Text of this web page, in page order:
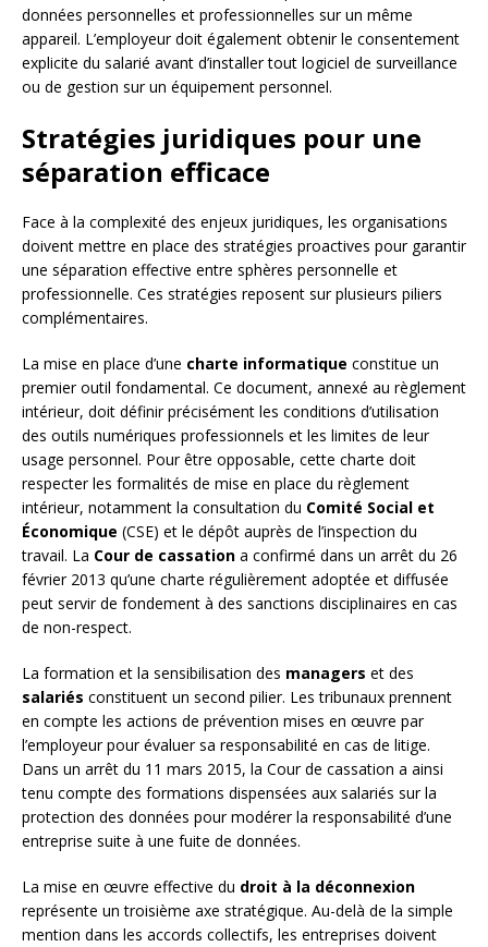
données personnelles et professionnelles sur un même
appareil. L’employeur doit également obtenir le consentement
explicite du salarié avant d’installer tout logiciel de surveillance
ou de gestion sur un équipement personnel.
Stratégies juridiques pour une
séparation efficace
Face à la complexité des enjeux juridiques, les organisations
doivent mettre en place des stratégies proactives pour garantir
une séparation effective entre sphères personnelle et
professionnelle. Ces stratégies reposent sur plusieurs piliers
complémentaires.
La mise en place d’une charte informatique constitue un
premier outil fondamental. Ce document, annexé au règlement
intérieur, doit définir précisément les conditions d’utilisation
des outils numériques professionnels et les limites de leur
usage personnel. Pour être opposable, cette charte doit
respecter les formalités de mise en place du règlement
intérieur, notamment la consultation du Comité Social et
Économique (CSE) et le dépôt auprès de l’inspection du
travail. La Cour de cassation a confirmé dans un arrêt du 26
février 2013 qu’une charte régulièrement adoptée et diffusée
peut servir de fondement à des sanctions disciplinaires en cas
de non-respect.
La formation et la sensibilisation des managers et des
salariés constituent un second pilier. Les tribunaux prennent
en compte les actions de prévention mises en œuvre par
l’employeur pour évaluer sa responsabilité en cas de litige.
Dans un arrêt du 11 mars 2015, la Cour de cassation a ainsi
tenu compte des formations dispensées aux salariés sur la
protection des données pour modérer la responsabilité d’une
entreprise suite à une fuite de données.
La mise en œuvre effective du droit à la déconnexion
représente un troisième axe stratégique. Au-delà de la simple
mention dans les accords collectifs, les entreprises doivent